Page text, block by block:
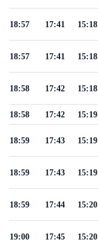
15:18
17:41
18:57
15:18
17:41
18:57
15:18
17:42
18:58
15:19
17:42
18:58
15:19
17:43
18:59
15:19
17:43
18:59
15:20
17:44
18:59
15:20
17:45
19:00